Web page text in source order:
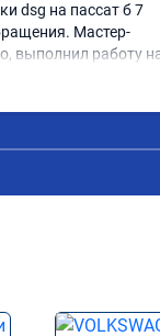
dsg на пассат б 7
Мастер-
выполнил работу
1.5 часа (время на
. Рекомендую!!!